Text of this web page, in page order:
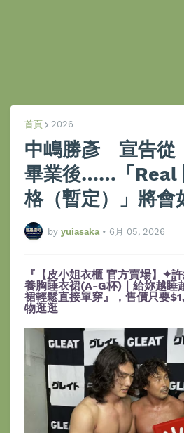
首頁 2026
中嶋勝彥 宣告從
畢業後……「Real
格（暫定）」將會
by yuiasaka • 6月 05, 2026
『【皮小姐衣櫃 官方賣場】✦
養胸睡衣裙(A-G杯)｜給妳越睡
裙輕鬆直接單穿』，售價只要
物逛逛